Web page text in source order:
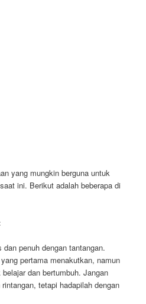
yang mungkin berguna untuk
ini. Berikut adalah beberapa di
penuh dengan tantangan.
pertama menakutkan, namun
dan bertumbuh. Jangan
tetapi hadapilah dengan